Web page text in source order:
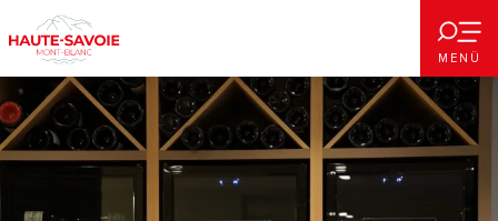
au
contenu
principal
MENÜ